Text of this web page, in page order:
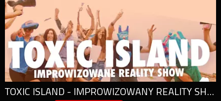
TOXIC ISLAND - IMPROWIZOWANY REALITY SHOW